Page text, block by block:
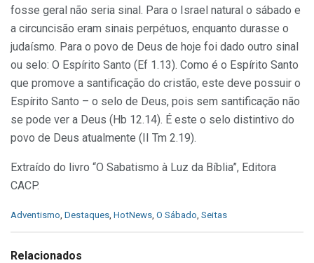
fosse geral não seria sinal. Para o Israel natural o sábado e
a circuncisão eram sinais perpétuos, enquanto durasse o
judaísmo. Para o povo de Deus de hoje foi dado outro sinal
ou selo: O Espírito Santo (Ef 1.13). Como é o Espírito Santo
que promove a santificação do cristão, este deve possuir o
Espírito Santo – o selo de Deus, pois sem santificação não
se pode ver a Deus (Hb 12.14). É este o selo distintivo do
povo de Deus atualmente (II Tm 2.19).
Extraído do livro “O Sabatismo à Luz da Bíblia”, Editora
CACP.
C
e
Adventismo, Destaques, HotNews, O Sábado, Seitas
Relacionados